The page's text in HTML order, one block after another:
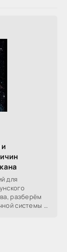
для
разберём
системы в